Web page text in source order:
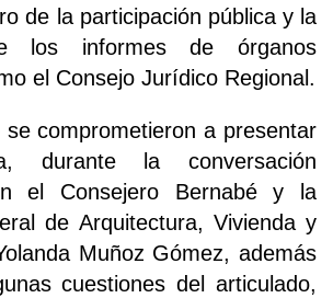
de la participación pública y la
los informes de órganos
el Consejo Jurídico Regional.
comprometieron a presentar
durante la conversación
el Consejero Bernabé y la
de Arquitectura, Vivienda y
Muñoz Gómez, además
cuestiones del articulado,